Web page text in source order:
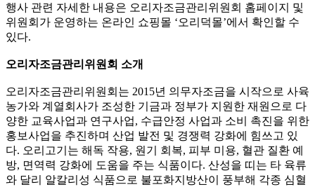
행사 관련 자세한 내용은 오리자조금관리위원회 홈페이지 및
위원회가 운영하는 온라인 쇼핑몰 ‘오리덕몰’에서 확인할 수
있다.
오리자조금관리위원회 소개
오리자조금관리위원회는 2015년 의무자조금을 시작으로 사육
농가와 계열회사가 조성한 기금과 정부가 지원한 재원으로 다
양한 교육사업과 연구사업, 수급안정 사업과 소비 촉진을 위한
홍보사업을 추진하며 산업 발전 및 경쟁력 강화에 힘쓰고 있
다. 오리고기는 해독 작용, 원기 회복, 피부 미용, 혈관 질환 예
방, 면역력 강화에 도움을 주는 식품이다. 산성을 띠는 타 육류
와 달리 알칼리성 식품으로 불포화지방산이 풍부해 각종 심혈